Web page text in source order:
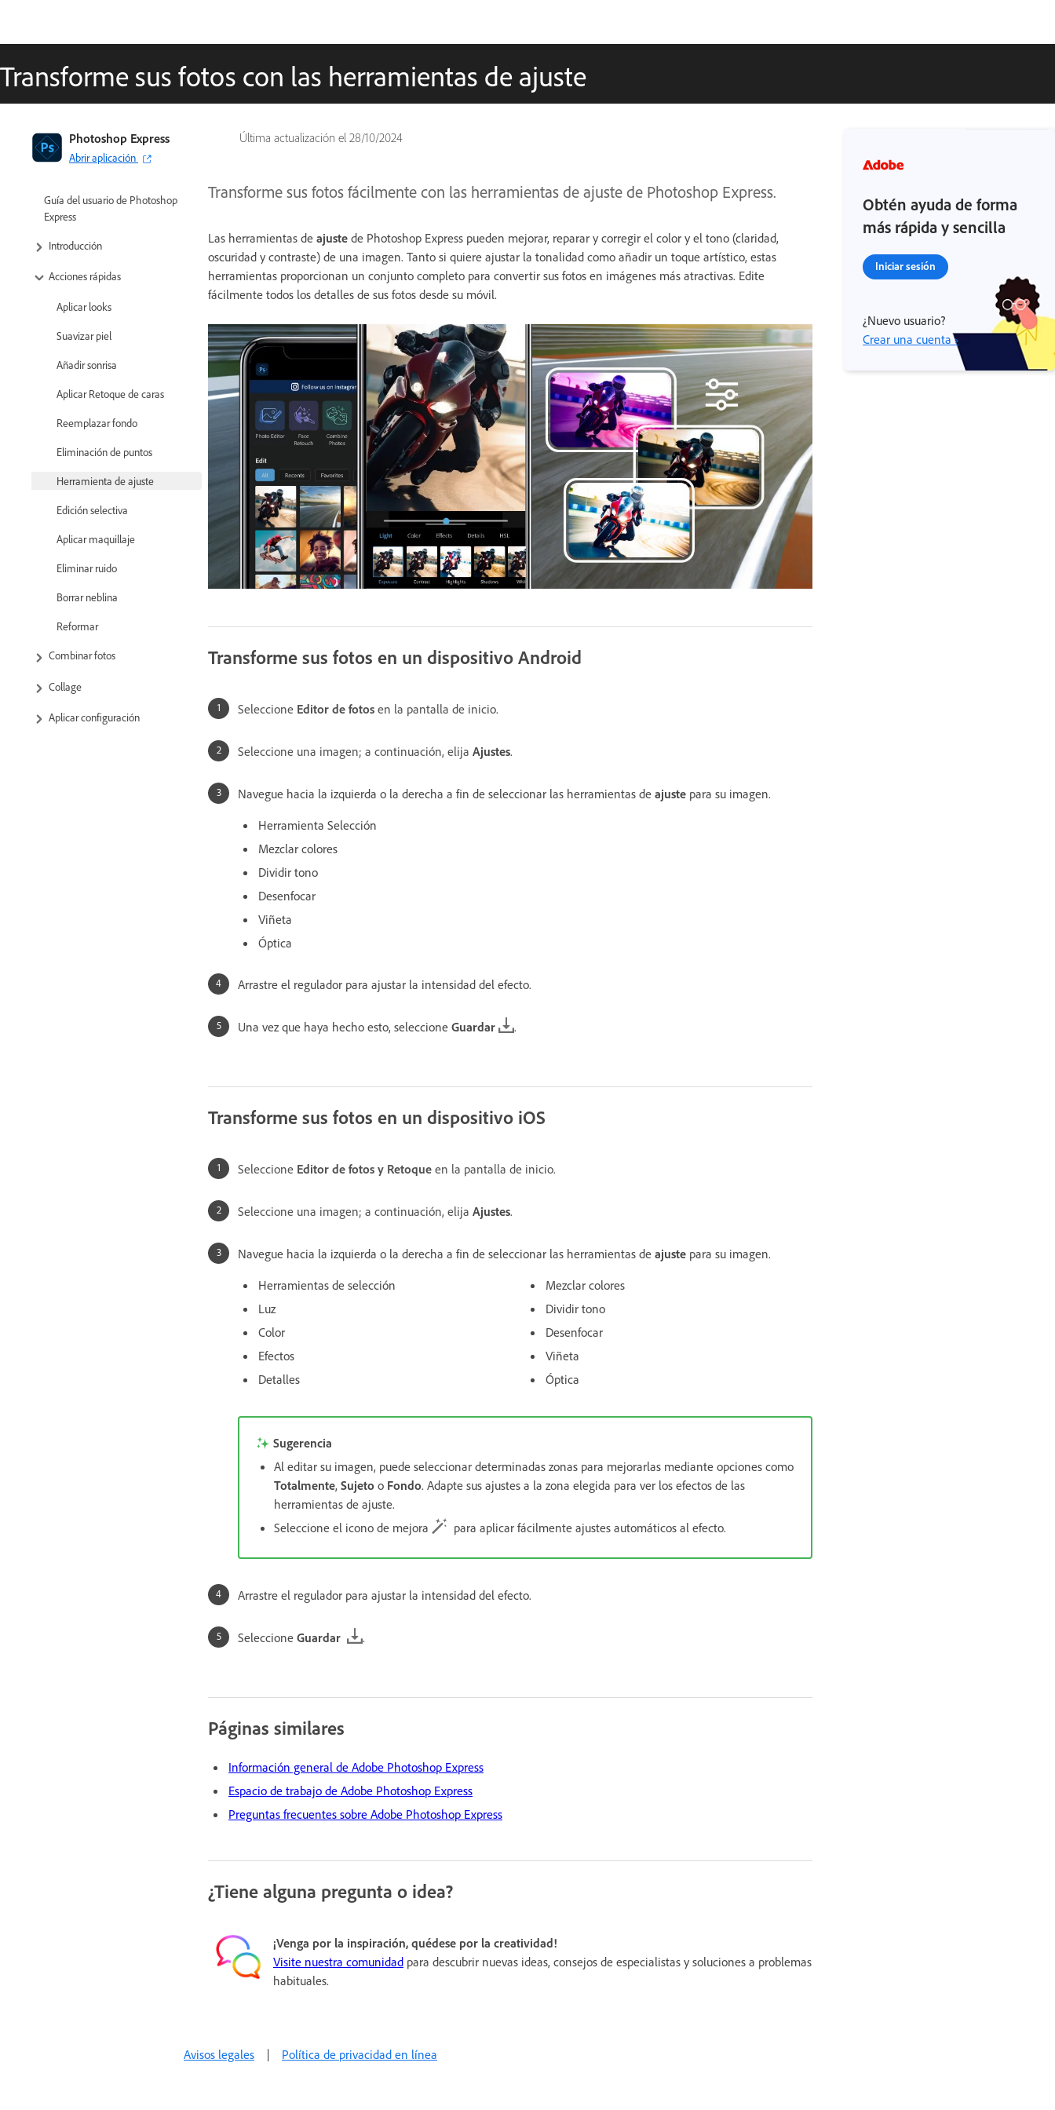
Transforme sus fotos con las herramientas de ajuste
Última actualización el 28/10/2024
Photoshop Express
Abrir aplicación
Guía del usuario de Photoshop
Express
Introducción
Acciones rápidas
Aplicar looks
Suavizar piel
Añadir sonrisa
Aplicar Retoque de caras
Reemplazar fondo
Eliminación de puntos
Herramienta de ajuste
Edición selectiva
Aplicar maquillaje
Eliminar ruido
Borrar neblina
Reformar
Combinar fotos
Collage
Aplicar configuración
Transforme sus fotos fácilmente con las herramientas de ajuste de Photoshop Express.
Las herramientas de ajuste de Photoshop Express pueden mejorar, reparar y corregir el color y el tono (claridad,
oscuridad y contraste) de una imagen. Tanto si quiere ajustar la tonalidad como añadir un toque artístico, estas
herramientas proporcionan un conjunto completo para convertir sus fotos en imágenes más atractivas. Edite
fácilmente todos los detalles de sus fotos desde su móvil.
Transforme sus fotos en un dispositivo Android
Seleccione Editor de fotos en la pantalla de inicio.
Seleccione una imagen; a continuación, elija Ajustes.
Navegue hacia la izquierda o la derecha a fin de seleccionar las herramientas de ajuste para su imagen.
Herramienta Selección
Mezclar colores
Dividir tono
Desenfocar
Viñeta
Óptica
Arrastre el regulador para ajustar la intensidad del efecto.
Una vez que haya hecho esto, seleccione Guardar .
Transforme sus fotos en un dispositivo iOS
Seleccione Editor de fotos y Retoque en la pantalla de inicio.
Seleccione una imagen; a continuación, elija Ajustes.
Navegue hacia la izquierda o la derecha a fin de seleccionar las herramientas de ajuste para su imagen.
Herramientas de selección
Luz
Color
Efectos
Detalles
Mezclar colores
Dividir tono
Desenfocar
Viñeta
Óptica
Sugerencia
Al editar su imagen, puede seleccionar determinadas zonas para mejorarlas mediante opciones como
Totalmente, Sujeto o Fondo. Adapte sus ajustes a la zona elegida para ver los efectos de las
herramientas de ajuste.
Seleccione el icono de mejora
para aplicar fácilmente ajustes automáticos al efecto.
Arrastre el regulador para ajustar la intensidad del efecto.
Seleccione Guardar .
Páginas similares
Información general de Adobe Photoshop Express
Espacio de trabajo de Adobe Photoshop Express
Preguntas frecuentes sobre Adobe Photoshop Express
¿Tiene alguna pregunta o idea?
¡Venga por la inspiración, quédese por la creatividad!
Visite nuestra comunidad para descubrir nuevas ideas, consejos de especialistas y soluciones a problemas
habituales.
Obtén ayuda de forma
más rápida y sencilla
Iniciar sesión
¿Nuevo usuario?
Crear una cuenta ›
Avisos legales | Política de privacidad en línea